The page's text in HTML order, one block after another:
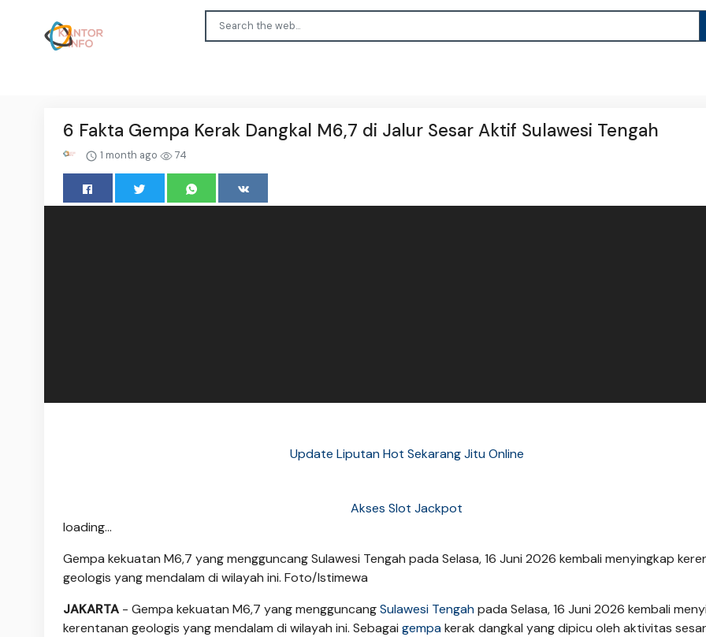
6 Fakta Gempa Kerak Dangkal M6,7 di Jalur Sesar Aktif Sulawesi Tengah
1 month ago 74
Update Liputan Hot Sekarang Jitu Online
Akses Slot Jackpot
loading...
Gempa kekuatan M6,7 yang mengguncang Sulawesi Tengah pada Selasa, 16 Juni 2026 kembali menyingkap
geologis yang mendalam di wilayah ini. Foto/Istimewa
JAKARTA - Gempa kekuatan M6,7 yang mengguncangSulawesi Tengahpada Selasa, 16 Juni 2026 kembali
kerentanan geologis yang mendalam di wilayah ini. Sebagai gempakerak dangkal yang dipicu oleh aktivitas